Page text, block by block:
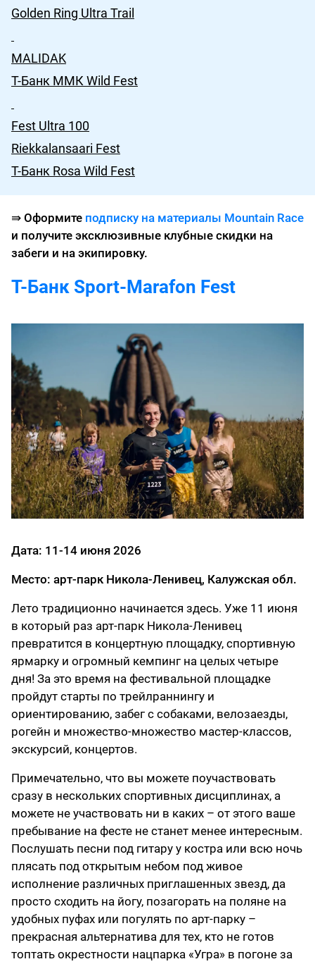
Golden Ring Ultra Trail
MALIDAK
Т-Банк ММК Wild Fest
Fest Ultra 100
Riekkalansaari Fest
Т-Банк Rosa Wild Fest
⇛ Оформите подписку на материалы Mountain Race
и получите эксклюзивные клубные скидки на
забеги и на экипировку.
Т-Банк Sport-Marafon Fest
Дата: 11-14 июня 2026
Место: арт-парк Никола-Ленивец, Калужская обл.
Лето традиционно начинается здесь. Уже 11 июня
в который раз арт-парк Никола-Ленивец
превратится в концертную площадку, спортивную
ярмарку и огромный кемпинг на целых четыре
дня! За это время на фестивальной площадке
пройдут старты по трейлраннингу и
ориентированию, забег с собаками, велозаезды,
рогейн и множество-множество мастер-классов,
экскурсий, концертов.
Примечательно, что вы можете поучаствовать
сразу в нескольких спортивных дисциплинах, а
можете не участвовать ни в каких – от этого ваше
пребывание на фесте не станет менее интересным.
Послушать песни под гитару у костра или всю ночь
плясать под открытым небом под живое
исполнение различных приглашенных звезд, да
просто сходить на йогу, позагорать на поляне на
удобных пуфах или погулять по арт-парку –
прекрасная альтернатива для тех, кто не готов
топтать окрестности нацпарка «Угра» в погоне за